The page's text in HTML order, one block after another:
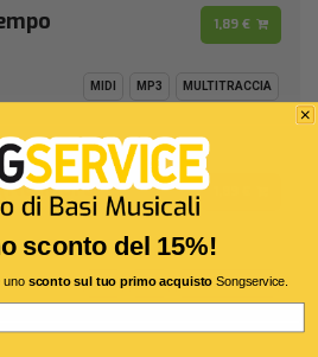
1,89 €
MIDI MP3 MULTITRACCIA
(No More
MIDI MP3 MULTITRACCIA
sconto del 15%!
uno sconto sul tuo primo acquistoSongservice.